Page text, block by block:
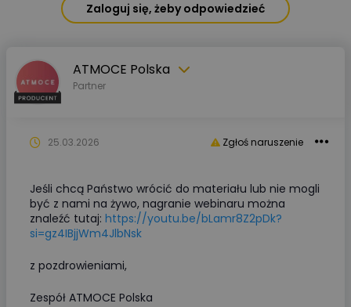
Zaloguj się, żeby odpowiedzieć
ATMOCE Polska
Partner
Zgłoś naruszenie
25.03.2026
Jeśli chcą Państwo wrócić do materiału lub nie mogli
być z nami na żywo, nagranie webinaru można
znaleźć tutaj: https://youtu.be/bLamr8Z2pDk?
si=gz4IBjjWm4JlbNsk
z pozdrowieniami,
Zespół ATMOCE Polska